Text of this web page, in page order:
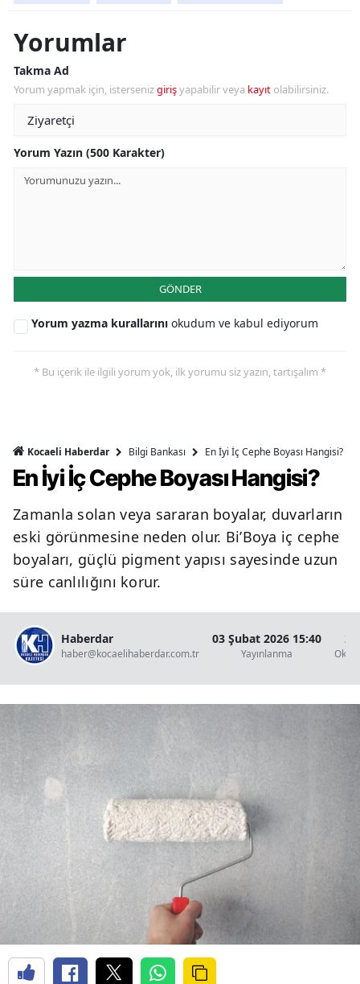
Yorumlar
Takma Ad
Yorum yapmak için, istersenizgirişyapabilir veya kayıt olabilirsiniz.
Yorum Yazın (500 Karakter)
GÖNDER
Yorum yazma kurallarını okudum ve kabul ediyorum
* Bu içerik ile ilgili yorum yok, ilk yorumu siz yazın, tartışalım *
Kocaeli Haberdar Bilgi Bankası En İyi İç Cephe Boyası Hangisi?
En İyi İç Cephe Boyası Hangisi?
Zamanla solan veya sararan boyalar, duvarların
eski görünmesine neden olur. Bi’Boya iç cephe
boyaları, güçlü pigment yapısı sayesinde uzun
süre canlılığını korur.
Haberdar
haber@kocaelihaberdar.com.tr
03 Şubat 2026 15:40
Yayınlanma
2